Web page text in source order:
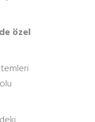
özel